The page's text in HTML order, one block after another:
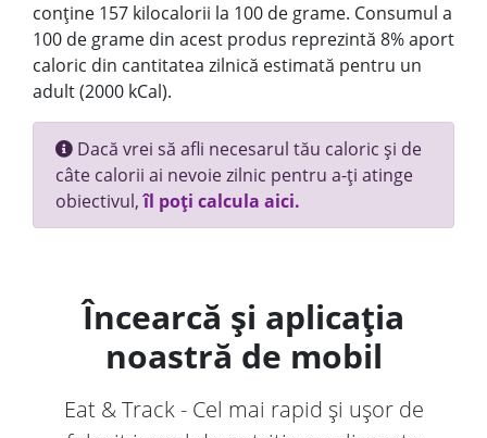
conține 157 kilocalorii la 100 de grame. Consumul a
100 de grame din acest produs reprezintă 8% aport
caloric din cantitatea zilnică estimată pentru un
adult (2000 kCal).
Dacă vrei să afli necesarul tău caloric și de
câte calorii ai nevoie zilnic pentru a-ți atinge
obiectivul,îl poți calcula aici.
Încearcă și aplicația
noastră de mobil
Eat & Track - Cel mai rapid și ușor de